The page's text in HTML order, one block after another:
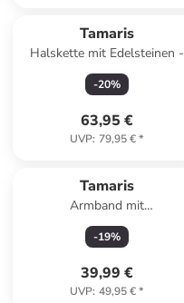
Tamaris
Halskette mit Edelsteinen -
(L)45 cm
-20%
63,95 €
UVP: 79,95 €*
Tamaris
Armband mit
Schmuckelementen
-19%
39,99 €
UVP: 49,95 €*